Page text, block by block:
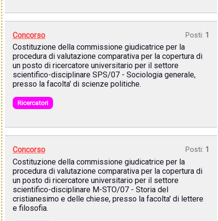
Concorso Posti: 1
Costituzione della commissione giudicatrice per la
procedura di valutazione comparativa per la copertura di
un posto di ricercatore universitario per il settore
scientifico-disciplinare SPS/07 - Sociologia generale,
presso la facolta' di scienze politiche.
Ricercatori
Concorso Posti: 1
Costituzione della commissione giudicatrice per la
procedura di valutazione comparativa per la copertura di
un posto di ricercatore universitario per il settore
scientifico-disciplinare M-STO/07 - Storia del
cristianesimo e delle chiese, presso la facolta' di lettere
e filosofia.